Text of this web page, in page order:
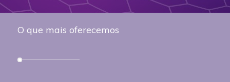
O que mais oferecemos